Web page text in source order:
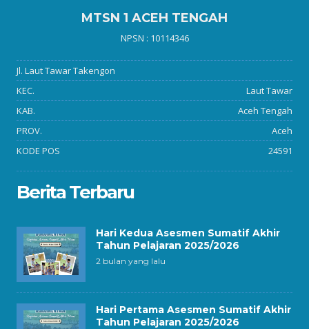
MTSN 1 ACEH TENGAH
NPSN : 10114346
Jl. Laut Tawar Takengon
KEC.
Laut Tawar
KAB.
Aceh Tengah
PROV.
Aceh
KODE POS
24591
Berita Terbaru
Hari Kedua Asesmen Sumatif Akhir
Tahun Pelajaran 2025/2026
2 bulan yang lalu
Hari Pertama Asesmen Sumatif Akhir
Tahun Pelajaran 2025/2026